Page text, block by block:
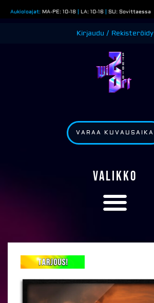
sisältöön
Aukioloajat: MA-PE: 10-18 | LA: 10-16 | SU: Sovittaessa
Kirjaudu / Rekisteröidy
VARAA KUVAUSAIKA
VALIKKO